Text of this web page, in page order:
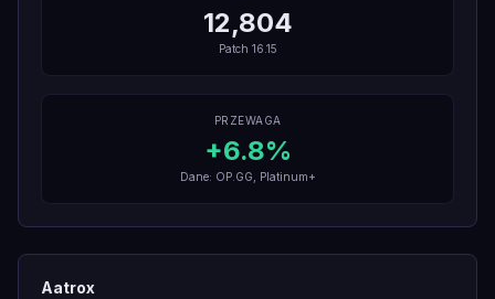
12,804
Patch 16.15
PRZEWAGA
+6.8%
Dane: OP.GG, Platinum+
Aatrox